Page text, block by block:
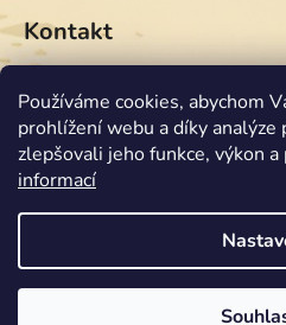
Používáme cookies, abychom
prohlížení webu a díky
zlepšovali jeho funkce, výkon
informací
Kontakt
info @equiwest.cz
+420724001554